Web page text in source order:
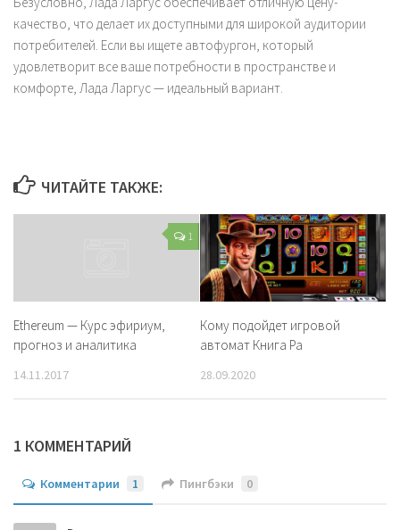
качество, что делает их доступными для широкой аудитории
потребителей. Если вы ищете автофургон, который
удовлетворит все ваше потребности в пространстве и
комфорте, Лада Ларгус — идеальный вариант.
ЧИТАЙТЕ ТАКЖЕ:
1
Ethereum — Курс эфириум,
прогноз и аналитика
14.11.2017
Кому подойдет игровой
автомат Книга Ра
28.09.2020
1 КОММЕНТАРИЙ
Комментарии 1 Пингбэки 0